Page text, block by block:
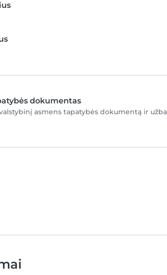
dokumentas
asmens tapatybės dokumentą ir